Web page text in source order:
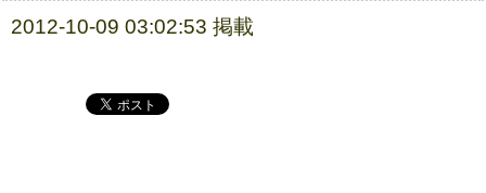
2012-10-09 03:02:53 掲載